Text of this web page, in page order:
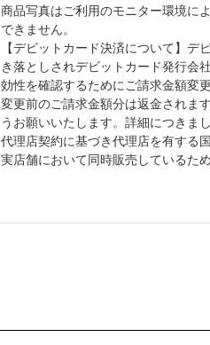
商品写真はご利用のモニター環境に
できません。
【デビットカード決済について】
き落としされデビットカード発行会
効性を確認するためにご請求金額変
変更前のご請求金額分は返金されま
うお願いいたします。詳細につきま
代理店契約に基づき代理店を有する
実店舗において同時販売しているた